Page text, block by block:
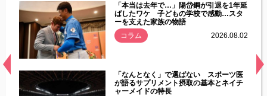
常
「本当は去年で…」陽岱鋼が引退を1年延
ばしたワケ 子どもの学校で感動…スタ
ーを支えた家族の物語
コラム
2026.08.02
「なんとなく」で選ばない スポーツ医
が語るサプリメント摂取の基本とネイチ
ャーメイドの特長